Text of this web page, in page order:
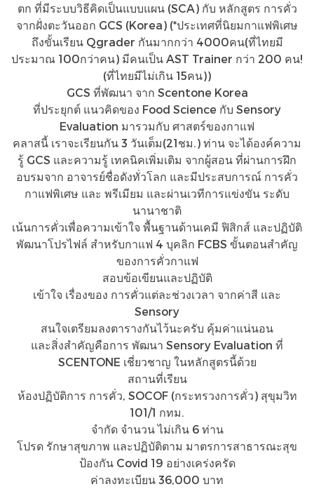
ตก​ ที่มีระบบวิธี​คิดเป็นแบบแผน​ (SCA)​ กับ​ หลักสูตร​ การคั่ว
จากฝั่งตะวันออก​ GCS (Korea)​ (*ประเทศ​ที่นิยมกาแฟพิเศษ​
ถึงขั้นเรียน​ Q​grader กันมากกว่า​ 4000​คน​(ที่ไทยมี
ประมาณ​ 100กว่าคน) มีคนเป็น​ AST​ Trainer กว่า​ 200 คน!​
(ที่ไทยมีไม่เกิน​ 15คน))
GCS​ ​ที่พัฒนา​ จาก​ Scentone​ Korea
ที่ประยุกต์​ แนวคิดของ​ Food​ Science​ กับ​ Sensory​
Evaluation​ มารวมกับ​ ศาสตร์​ของกาแฟ​
คลาสนี้​ เราจะเรียนกัน​ 3 วันเต็ม​(21ชม.) ท่าน​ จะได้องค์​ความ
รู้​ GCS​ และความรู้ เทคนิคเพิ่มเติม จากผู้สอน ที่ผ่านการฝึก
อบรมจาก อาจารย์ชื่อดังทั่วโลก และมีประสบการณ์ การคั่ว
กาแฟพิเศษ และ พรีเมียม และผ่านเวทีการแข่งขัน ระดับ
นานาชาติ
เน้นการคั่วเพื่อความเข้าใจ พื้นฐานด้านเคมี ฟิสิกส์ และปฏิบัติ
พัฒนาโปรไฟล์ สำหรับกาแฟ 4 บุคลิก FCBS ขั้นตอนสำคัญ
ของการคั่วกาแฟ
สอบข้อเขียนและปฏิบัติ
เข้าใจ เรื่องของ การคั่วแต่ละช่วงเวลา จากค่าสี และ
Sensory
สนใจเตรียม​ลงตารางกันไว้นะครับ​ คุ้มค่าแน่นอน
และสิ่งสำคัญคือการ​ พัฒนา​ Sensory​ Evaluation​ ที่​
SCENTONE​ เชี่ยวชาญ​ ในหลักสูตรนี้ด้วย
สถานที่​เรียน​
ห้องปฏิบัติการ​ การคั่ว​, SOCOF (กระทรวง​การคั่ว)​ สุขุมวิท​
101/1 กทม.
จำกัด จำนวน ไม่เกิน 6 ท่าน
โปรด รักษาสุขภาพ และปฏิบัติตาม มาตรการสาธารณะสุข
ป้องกัน Covid 19 อย่างเคร่งครัด
ค่าลงทะเบียน​ 36,000 บาท